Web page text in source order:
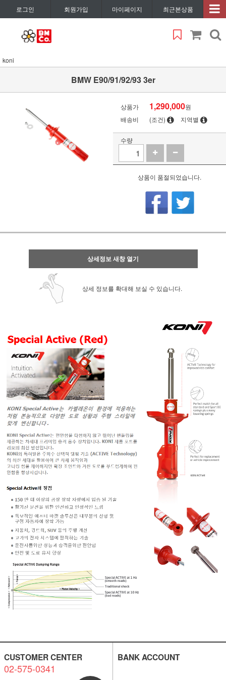
로그인 회원가입 마이페이지 최근본상품
koni
BMW E90/91/92/93 3er
상품가 1,290,000원
배송비
(조건) 지역별
수량
상품이 품절되었습니다.
상세정보 새창 열기
상세 정보를 확대해 보실 수 있습니다.
CUSTOMER CENTER
02-575-0341
BANK ACCOUNT